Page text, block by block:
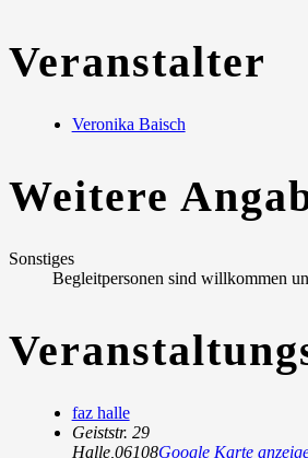
Veranstalter
Veronika Baisch
Weitere
Sonstiges
Begleitpersonen sind willkommen
faz halle
Geiststr. 29
Halle, 06108Google Karte